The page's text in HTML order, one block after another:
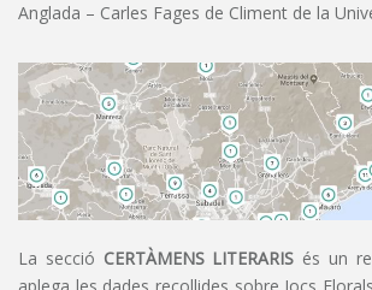
Anglada – Carles Fages de Climent de la
La secció CERTÀMENS LITERARIS és un
aplega les dades recollides sobre Jocs